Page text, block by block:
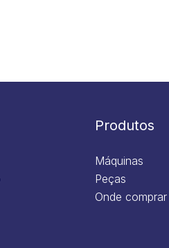
Produtos
Máquinas
Peças
Onde comprar